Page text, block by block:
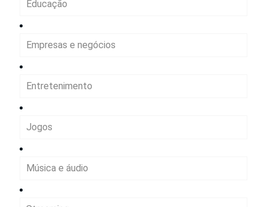
Educação
Empresas e negócios
Entretenimento
Jogos
Música e áudio